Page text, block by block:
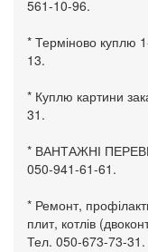
561-10-96.
* Терміново куплю
13.
* Куплю картини
31.
* ВАНТАЖНІ
050-941-61-61.
* Ремонт,
плит, котлів
Тел. 050-673-73-31.